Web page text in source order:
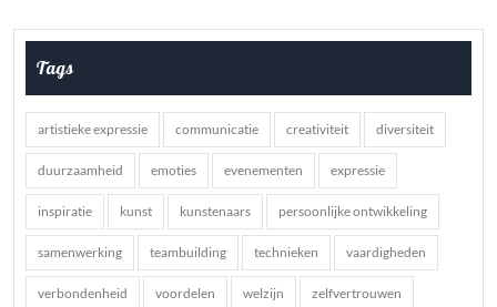
Tags
artistieke expressie communicatie creativiteit diversiteit
duurzaamheid emoties evenementen expressie
inspiratie kunst kunstenaars persoonlijke ontwikkeling
samenwerking teambuilding technieken vaardigheden
verbondenheid voordelen welzijn zelfvertrouwen